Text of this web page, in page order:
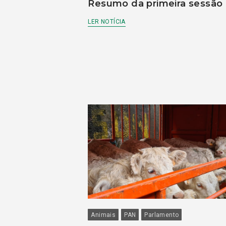
Resumo da primeira sessão
LER NOTÍCIA
Animais PAN Parlamento